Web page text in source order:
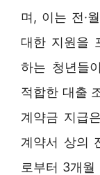
며, 이는 전·
대한 지원을
하는 청년들
적합한 대출
계약금 지급
계약서 상의
로부터 3개